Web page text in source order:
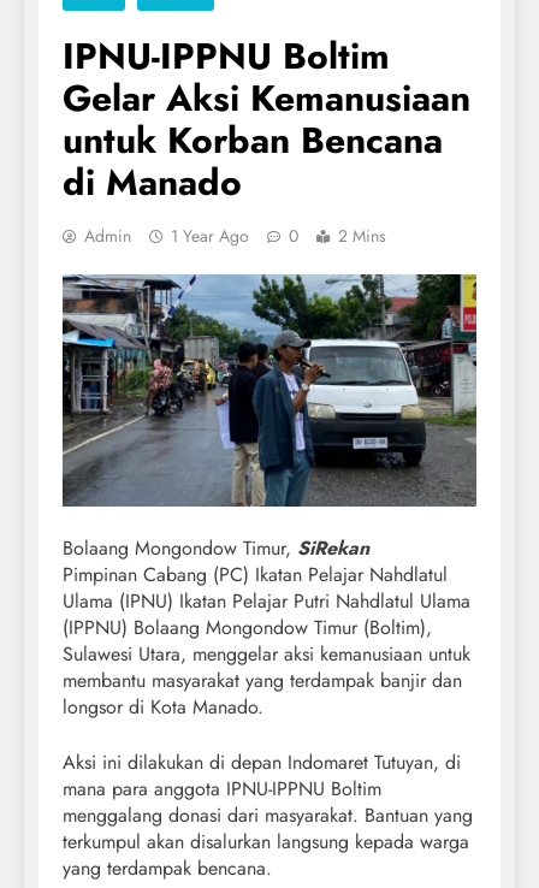
IPNU-IPPNU Boltim
Gelar Aksi Kemanusiaan
untuk Korban Bencana
di Manado
Admin 1 Year Ago 0 2 Mins
Bolaang Mongondow Timur, SiRekan
Pimpinan Cabang (PC) Ikatan Pelajar Nahdlatul
Ulama (IPNU) Ikatan Pelajar Putri Nahdlatul Ulama
(IPPNU) Bolaang Mongondow Timur (Boltim),
Sulawesi Utara, menggelar aksi kemanusiaan untuk
membantu masyarakat yang terdampak banjir dan
longsor di Kota Manado.
Aksi ini dilakukan di depan Indomaret Tutuyan, di
mana para anggota IPNU-IPPNU Boltim
menggalang donasi dari masyarakat. Bantuan yang
terkumpul akan disalurkan langsung kepada warga
yang terdampak bencana.